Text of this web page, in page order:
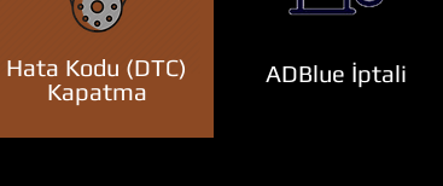
Hata Kodu (DTC)
Kapatma
ADBlue İptali